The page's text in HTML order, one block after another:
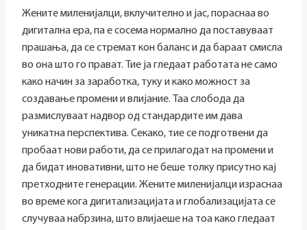
Жените миленијалци, вклучително и јас, пораснаа во
дигитална ера, па е сосема нормално да поставуваат
прашања, да се стремат кон баланс и да бараат смисла
во она што го прават. Тие ја гледаат работата не само
како начин за заработка, туку и како можност за
создавање промени и влијание. Таа слобода да
размислуваат надвор од стандардите им дава
уникатна перспектива. Секако, тие се подготвени да
пробаат нови работи, да се прилагодат на промени и
да бидат иновативни, што не беше толку присутно кај
претходните генерации. Жените миленијалци израснаа
во време кога дигитализацијата и глобализацијата се
случуваа набрзина, што влијаеше на тоа како гледаат